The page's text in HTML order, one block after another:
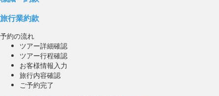
旅行業約款
予約の流れ
ツアー詳細確認
ツアー行程確認
お客様情報入力
旅行内容確認
ご予約完了